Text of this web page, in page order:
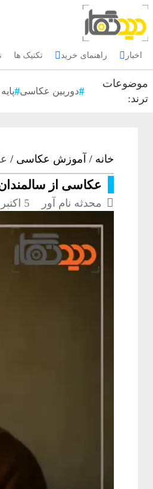
اخبار راهنمای خرید تکنیک ها
موضوعات
ترند:
دوربین عکاسی
خانه / آموزش عکاسی /
عکاسی از
 محدثه نام آور 5 اکتبر 2025